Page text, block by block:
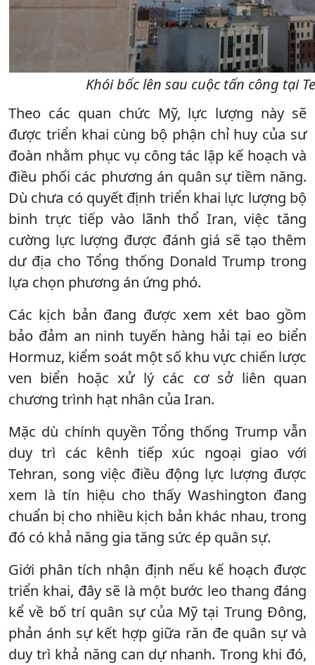
Khói bốc lên sau cuộc tấn công tại
Theo các quan chức Mỹ, lực lượng này sẽ
được triển khai cùng bộ phận chỉ huy của sư
đoàn nhằm phục vụ công tác lập kế hoạch và
điều phối các phương án quân sự tiềm năng.
Dù chưa có quyết định triển khai lực lượng bộ
binh trực tiếp vào lãnh thổ Iran, việc tăng
cường lực lượng được đánh giá sẽ tạo thêm
dư địa cho Tổng thống Donald Trump trong
lựa chọn phương án ứng phó.
Các kịch bản đang được xem xét bao gồm
bảo đảm an ninh tuyến hàng hải tại eo biển
Hormuz, kiểm soát một số khu vực chiến lược
ven biển hoặc xử lý các cơ sở liên quan
chương trình hạt nhân của Iran.
Mặc dù chính quyền Tổng thống Trump vẫn
duy trì các kênh tiếp xúc ngoại giao với
Tehran, song việc điều động lực lượng được
xem là tín hiệu cho thấy Washington đang
chuẩn bị cho nhiều kịch bản khác nhau, trong
đó có khả năng gia tăng sức ép quân sự.
Giới phân tích nhận định nếu kế hoạch được
triển khai, đây sẽ là một bước leo thang đáng
kể về bố trí quân sự của Mỹ tại Trung Đông,
phản ánh sự kết hợp giữa răn đe quân sự và
duy trì khả năng can dự nhanh. Trong khi đó,